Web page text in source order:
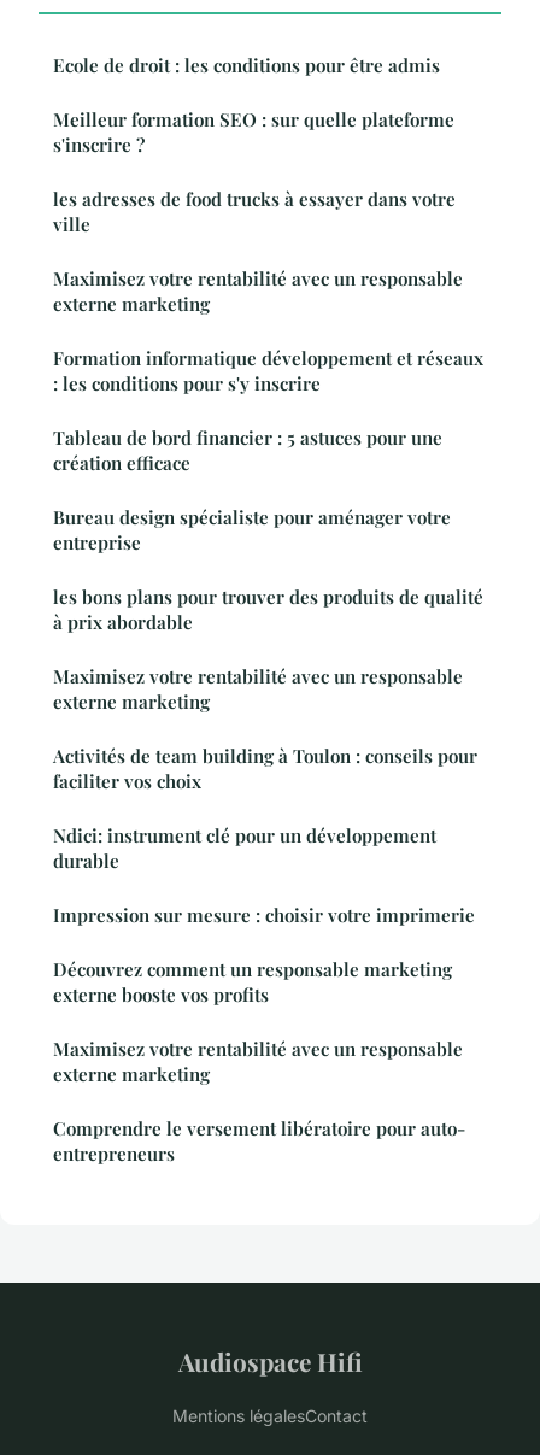
Ecole de droit : les conditions pour être admis
Meilleur formation SEO : sur quelle plateforme
s'inscrire ?
les adresses de food trucks à essayer dans votre
ville
Maximisez votre rentabilité avec un responsable
externe marketing
Formation informatique développement et réseaux
: les conditions pour s'y inscrire
Tableau de bord financier : 5 astuces pour une
création efficace
Bureau design spécialiste pour aménager votre
entreprise
les bons plans pour trouver des produits de qualité
à prix abordable
Maximisez votre rentabilité avec un responsable
externe marketing
Activités de team building à Toulon : conseils pour
faciliter vos choix
Ndici: instrument clé pour un développement
durable
Impression sur mesure : choisir votre imprimerie
Découvrez comment un responsable marketing
externe booste vos profits
Maximisez votre rentabilité avec un responsable
externe marketing
Comprendre le versement libératoire pour auto-
entrepreneurs
Audiospace Hifi
Mentions légalesContact